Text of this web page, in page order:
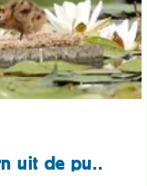
uit de pu..